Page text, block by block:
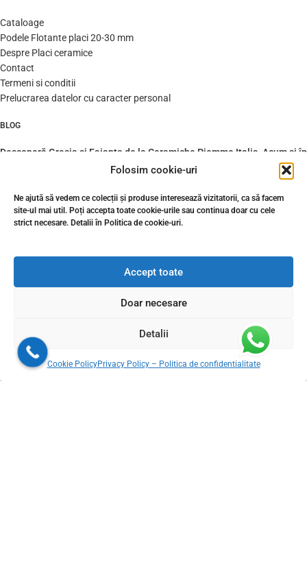
Folosim cookie-uri
Ne ajută să vedem ce colecții și produse interesează vizitatorii, ca să facem
site-ul mai util. Poți accepta toate cookie-urile sau continua doar cu cele
strict necesare. Detalii în Politica de cookie-uri.
Accept toate
Doar necesare
Detalii
Cookie PolicyPrivacy Policy – Politica de confidentialitate
Cataloage
Podele Flotante placi 20-30 mm
Despre Placi ceramice
Contact
Termeni si conditii
Prelucrarea datelor cu caracter personal
BLOG
Descoperă Gresia și Faianța de la Ceramiche Piemme Italia, Acum și în
România prin Gresie Premium
Gresie 20 mm peste
hidroizolație — zero găuri, zero
Montaj gresie si faianta cu profile decorative pentru un finisaj perfect
Sweet seat: functional seat for IT folks